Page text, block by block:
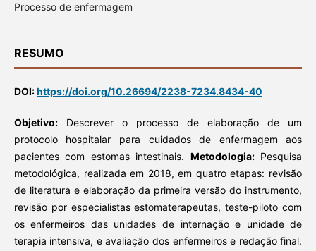
Processo de enfermagem
RESUMO
DOI:https://doi.org/10.26694/2238-7234.8434-40
Objetivo:Descrever o processo de elaboração de um
protocolo hospitalar para cuidados de enfermagem aos
pacientes com estomas intestinais. Metodologia:Pesquisa
metodológica, realizada em 2018, em quatro etapas: revisão
de literatura e elaboração da primeira versão do instrumento,
revisão por especialistas estomaterapeutas, teste-piloto com
os enfermeiros das unidades de internação e unidade de
terapia intensiva, e avaliação dos enfermeiros e redação final.